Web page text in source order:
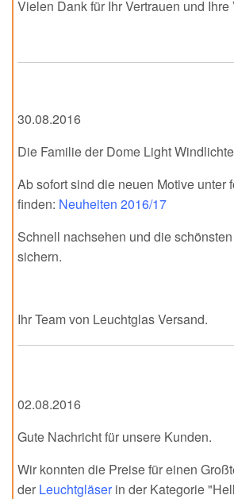
Vielen Dank für Ihr Vertrauen und
30.08.2016
Die Familie der Dome Light
Ab sofort sind die neuen Motive unter
finden: Neuheiten 2016/17
Schnell nachsehen und die
sichern.
Ihr Team von Leuchtglas Versand.
02.08.2016
Gute Nachricht für unsere Kunden.
Wir konnten die Preise für einen
der Leuchtgläserin der Kategorie